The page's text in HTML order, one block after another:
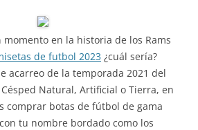
en la historia de los Rams
de futbol 2023 ¿cuál sería?
acarreo de la temporada 2021 del
Césped Natural, Artificial o Tierra, en
comprar botas de fútbol de gama
tu nombre bordado como los